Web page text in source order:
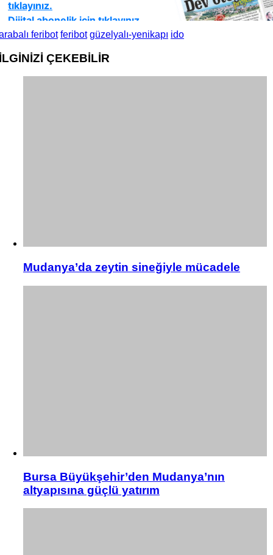
feribot feribot güzelyalı-yenikapı ido
ÇEKEBİLİR
Mudanya’da zeytin sineğiyle mücadele
Bursa Büyükşehir’den Mudanya’nın
altyapısına güçlü yatırım